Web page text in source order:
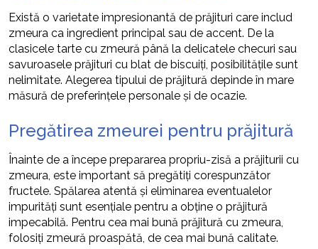
Există o varietate impresionantă de prăjituri care includ
zmeura ca ingredient principal sau de accent. De la
clasicele tarte cu zmeură până la delicatele checuri sau
savuroasele prăjituri cu blat de biscuiți, posibilitățile sunt
nelimitate. Alegerea tipului de prăjitură depinde în mare
măsură de preferințele personale și de ocazie.
Pregătirea zmeurei pentru prăjitură
Înainte de a începe prepararea propriu-zisă a prăjiturii cu
zmeura, este important să pregătiți corespunzător
fructele. Spălarea atentă și eliminarea eventualelor
impurități sunt esențiale pentru a obține o prăjitură
impecabilă. Pentru cea mai bună prăjitură cu zmeura,
folosiți zmeură proaspătă, de cea mai bună calitate.